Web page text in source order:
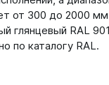
от 300 до 2000
глянцевый RAL
по каталогу RAL.